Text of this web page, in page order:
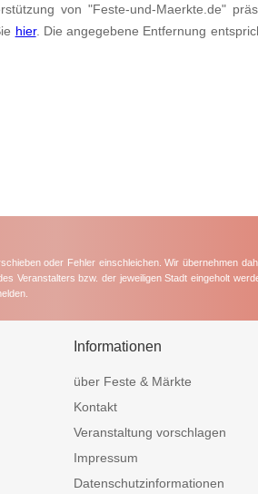
von "Feste-und-Maerkte.de"
hier. Die angegebene Entfernung
oder Fehler einschleichen. Wir übernehmen
Veranstalters bzw. der jeweiligen Stadt eingeholt
Informationen
über Feste & Märkte
Kontakt
Veranstaltung vorschlagen
Impressum
Datenschutzinformationen